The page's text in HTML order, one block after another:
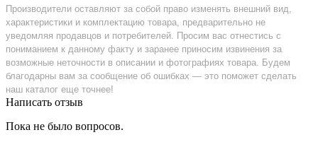
Производители оставляют за собой право изменять внешний вид,
характеристики и комплектацию товара, предварительно не
уведомляя продавцов и потребителей. Просим вас отнестись с
пониманием к данному факту и заранее приносим извинения за
возможные неточности в описании и фотографиях товара. Будем
благодарны вам за сообщение об ошибках — это поможет сделать
наш каталог еще точнее!
Написать отзыв
Пока не было вопросов.